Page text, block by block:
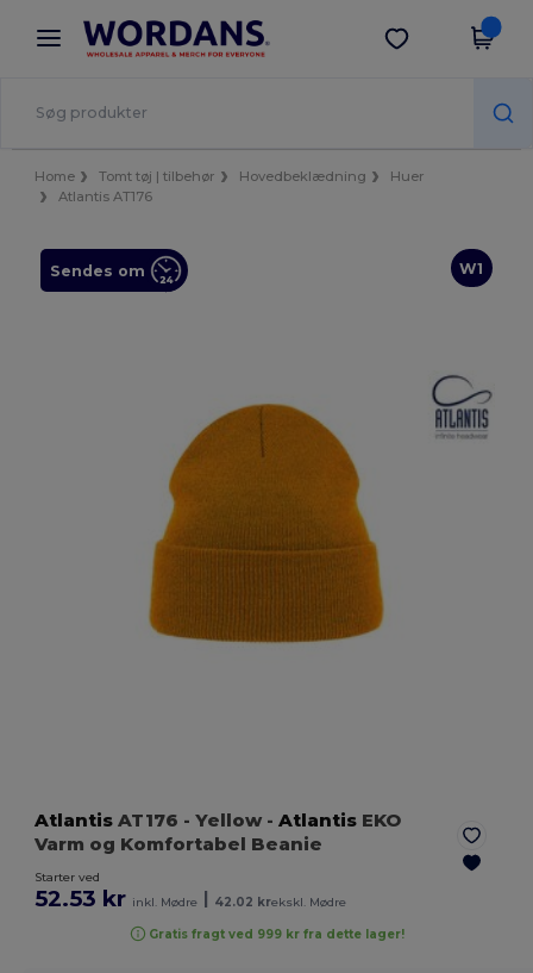
× Wordans-app
Bedre priser i appen!
Hent app
Home Tomt tøj | tilbehør Hovedbeklædning
Huer
Atlantis AT176
W1
Sendes om
Atlantis AT176 - Yellow -Atlantis EKO
Varm og Komfortabel Beanie
Starter ved
52.53 kr inkl. Mødre 42.02 krekskl. Mødre
Gratis fragt ved 999 kr fra dette lager!